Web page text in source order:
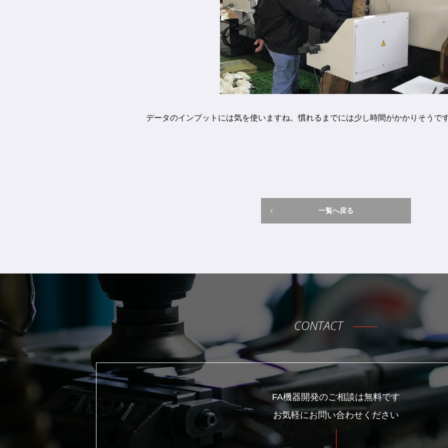
データのインプットには気を使いますね。慣れるまでには少し時間がかかりそうで
一覧へ戻る
CONTACT
FA機器開発のご相談は無料です
お気軽にお問い合わせください